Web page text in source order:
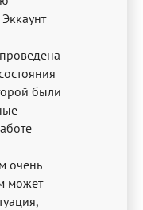
были
очень
может